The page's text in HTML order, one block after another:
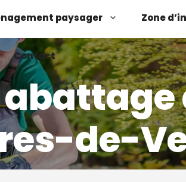
paysager Zone
Contact
abattage
de-